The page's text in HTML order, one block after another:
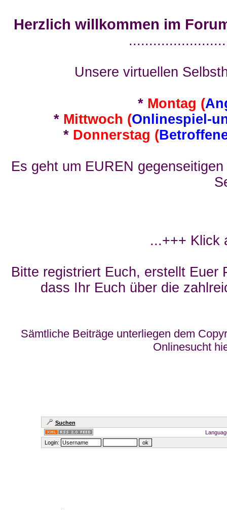
Herzlich willkommen im
Unsere virtuellen
* Montag (
* Mittwoch (Onlinespiel-
* Donnerstag (
Es geht um EUREN
...+++ Klick
Bitte registriert Euch, erstellt Euer
dass Ihr Euch über die
Sämtliche Beiträge unterliegen dem
Onlinesucht
Suchen
Login: